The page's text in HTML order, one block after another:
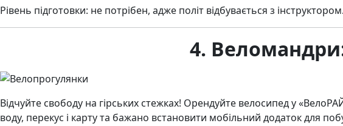
Рівень підготовки: не потрібен, адже політ відбувається з інструктором.
4.
Відчуйте свободу на гірських стежках! Орендуйте велосипед у
воду, перекус і карту та бажано встановити мобільний додаток для